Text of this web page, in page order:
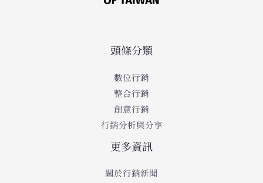
頭條分類
數位行銷
整合行銷
創意行銷
行銷分析與分享
更多資訊
關於行銷新聞